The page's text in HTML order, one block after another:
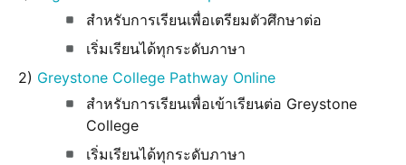
สำหรับการเรียนเพื่อเตรียมตัวศึกษาต่อ
เริ่มเรียนได้ทุกระดับภาษา
2) Greystone College Pathway Online
สำหรับการเรียนเพื่อเข้าเรียนต่อ Greystone
College
เริ่มเรียนได้ทุกระดับภาษา